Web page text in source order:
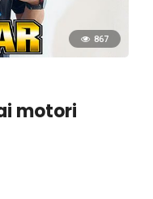
867
motori